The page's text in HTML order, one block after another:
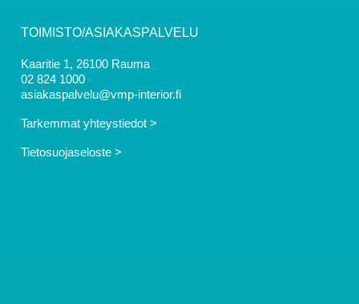
TOIMISTO/ASIAKASPALVELU
Kaaritie 1, 26100 Rauma
02 824 1000
asiakaspalvelu@vmp-interior.fi
Tarkemmat yhteystiedot >
Tietosuojaseloste >